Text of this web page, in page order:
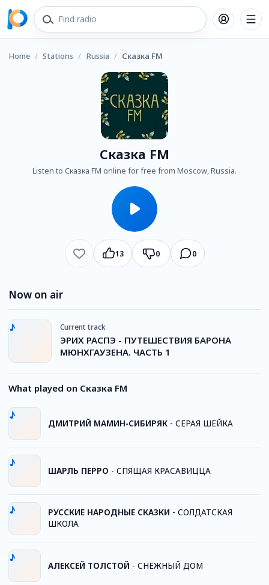
Home / Stations / Russia / Сказка FM
Сказка FM
Listen to Сказка FM online for free from Moscow, Russia.
13 0 0
Now on air
Current track
ЭРИХ РАСПЭ - ПУТЕШЕСТВИЯ БАРОНА
МЮНХГАУЗЕНА. ЧАСТЬ 1
What played on Сказка FM
ДМИТРИЙ МАМИН-СИБИРЯК - СЕРАЯ ШЕЙКА
ШАРЛЬ ПЕРРО - СПЯЩАЯ КРАСАВИЦЦА
РУССКИЕ НАРОДНЫЕ СКАЗКИ - СОЛДАТСКАЯ
ШКОЛА
АЛЕКСЕЙ ТОЛСТОЙ - СНЕЖНЫЙ ДОМ